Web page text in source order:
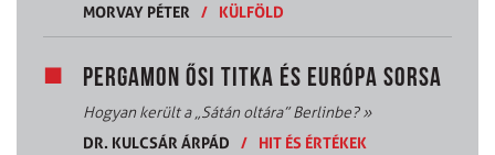
MORVAY PÉTER
/ KÜLFÖLD
PERGAMON ŐSI TITKA ÉS EURÓPA SORSA
Hogyan került a „Sátán oltára” Berlinbe?»
DR. KULCSÁR ÁRPÁD
/ HIT ÉS ÉRTÉKEK